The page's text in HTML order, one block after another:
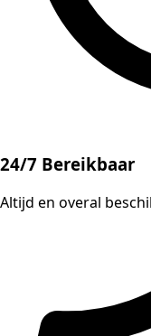
24/7 Bereikbaar
Altijd en overal